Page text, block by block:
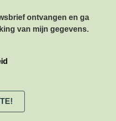
ontvangen en ga
van mijn gegevens.